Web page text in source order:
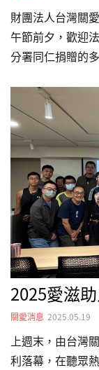
財團法人台灣關
午節前夕，歡迎
分署同仁捐贈的
位身心障礙者
助，營運上時有
以用在中心內失
持基本生活品質
署在肩負公法
極實踐社會責任
面。公務之餘亦
只是一次公益活
2025愛滋
關愛消息 2025.05.19
上週末，由台灣
利落幕，在聽眾